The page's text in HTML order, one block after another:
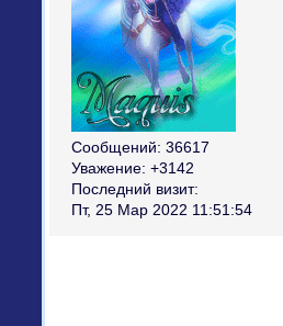
Сообщений: 36617
Уважение: +3142
Последний визит:
Пт, 25 Мар 2022 11:51:54